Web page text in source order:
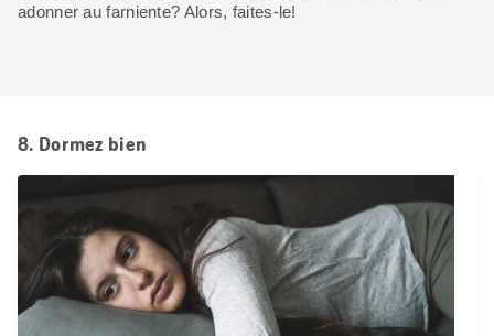
adonner au farniente? Alors, faites-le!
8. Dormez bien